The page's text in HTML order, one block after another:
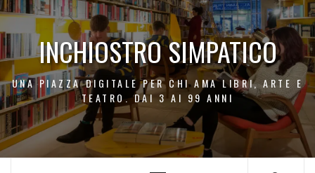
INCHIOSTRO SIMPATICO
UNA PIAZZA DIGITALE PER CHI AMA LIBRI, ARTE E
TEATRO. DAI 3 AI 99 ANNI